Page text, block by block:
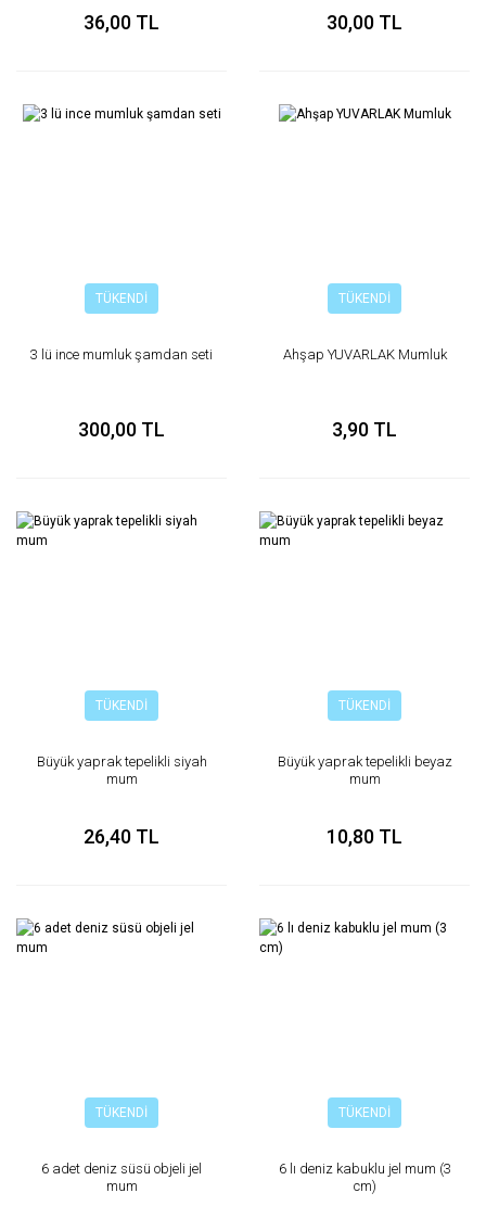
36,00 TL 30,00 TL
TÜKENDİ
3 lü ince mumluk şamdan seti
300,00 TL
TÜKENDİ
Ahşap YUVARLAK Mumluk
3,90 TL
TÜKENDİ
Büyük yaprak tepelikli siyah
mum
26,40 TL
TÜKENDİ
Büyük yaprak tepelikli beyaz
mum
10,80 TL
TÜKENDİ
6 adet deniz süsü objeli jel
mum
TÜKENDİ
6 lı deniz kabuklu jel mum (3
cm)